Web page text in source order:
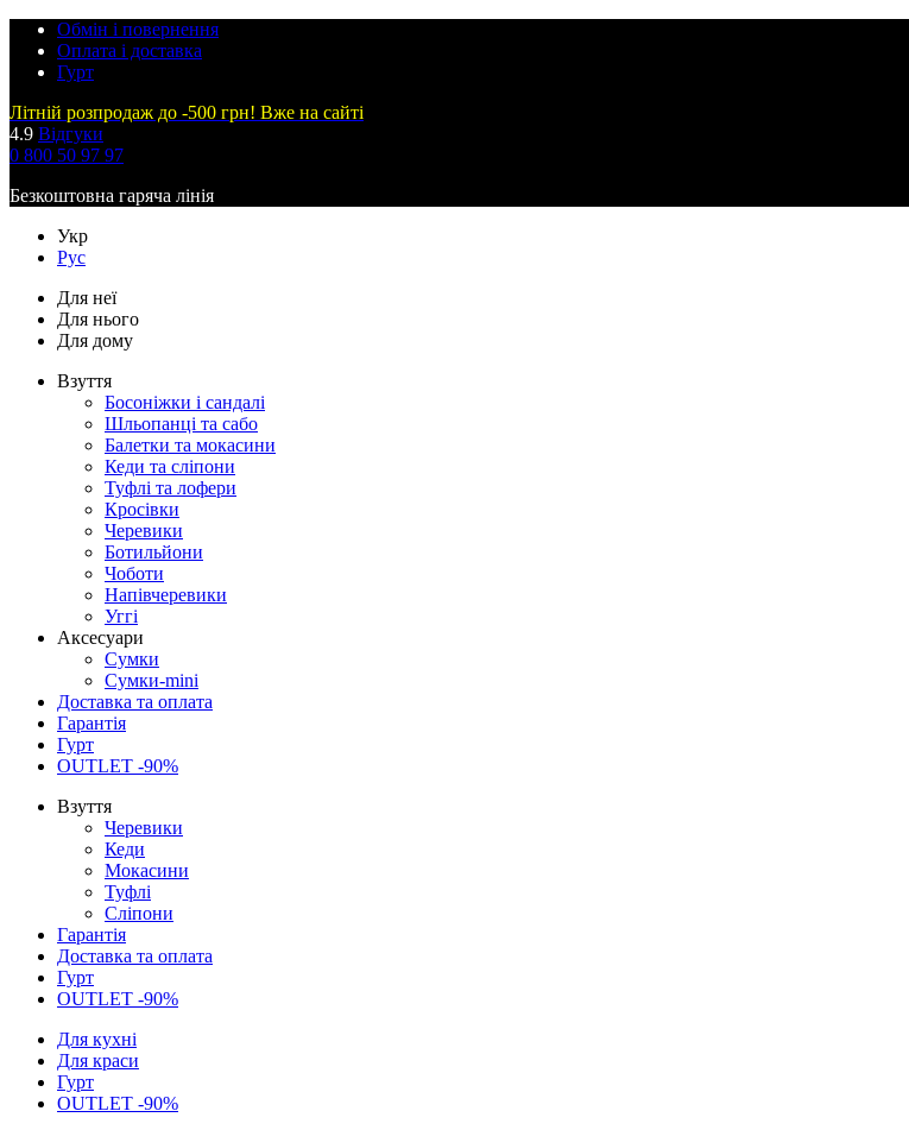
Обмін і повернення
Оплата і доставка
Гурт
Літній розпродаж до -500 грн! Вже на сайті
4.9 Відгуки
0 800 50 97 97
Безкоштовна гаряча лінія
Укр
Рус
Для неї
Для нього
Для дому
Взуття
Босоніжки і сандалі
Шльопанці та сабо
Балетки та мокасини
Кеди та сліпони
Туфлі та лофери
Кросівки
Черевики
Ботильйони
Чоботи
Напівчеревики
Уггі
Аксесуари
Сумки
Сумки-mini
Доставка та оплата
Гарантія
Гурт
OUTLET -90%
Взуття
Черевики
Кеди
Мокасини
Туфлі
Сліпони
Гарантія
Доставка та оплата
Гурт
OUTLET -90%
Для кухні
Для краси
Гурт
OUTLET -90%